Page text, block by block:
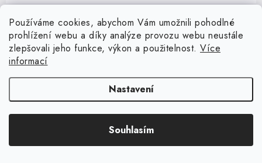
Používáme cookies, abychom Vám umožnili pohodlné
prohlížení webu a díky analýze provozu webu neustále
zlepšovali jeho funkce, výkon a použitelnost. Více
informací
Nastavení
Souhlasím
Z
Informace pro vás
Obchodní podmínky
Doprava a platba
Podmínky ochrany osobních údajů
Věrnostní program Staň se bohémem!
Deskoherní kluby, DDM, knihovny a jiné zájmové organizace
Facebook
Copyright 2026Bohemian games. Všechna práva vyhrazena.Upravit
nastavení cookies